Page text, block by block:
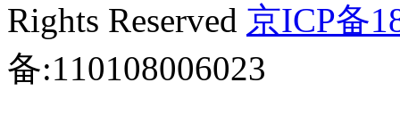
Rights Reserved 京ICP备
备:110108006023